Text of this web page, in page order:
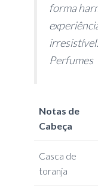
forma
Perfumes
Notas de
Cabeça
Casca de
toranja